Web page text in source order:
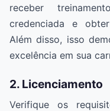
receber
credenciada e
Além disso, isso
excelência em sua
2. Licenciamento
Verifique os